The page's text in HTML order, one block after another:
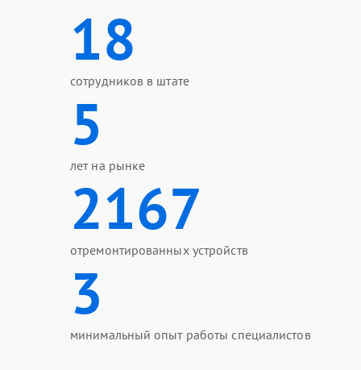
18
сотрудников в штате
5
лет на рынке
2167
отремонтированных устройств
3
минимальный опыт работы специалистов